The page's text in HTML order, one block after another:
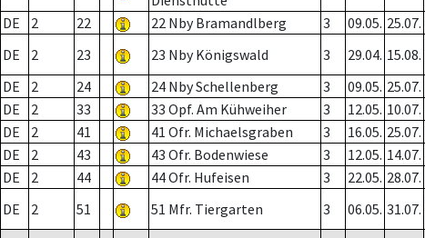
DE
2 22 22 Nby Bramandlberg 3 09.05. 25.07.
DE
2 23 23 Nby Königswald 3 29.04. 15.08.
DE
2 24 24 Nby Schellenberg 3 09.05. 25.07.
DE
2 33 33 Opf. Am Kühweiher 3 12.05. 10.07.
DE
2 41 41 Ofr. Michaelsgraben 3 16.05. 25.07.
DE
2 43 43 Ofr. Bodenwiese 3 12.05. 14.07.
DE
2 44 44 Ofr. Hufeisen 3 22.05. 28.07.
DE
2 51 51 Mfr. Tiergarten 3 06.05. 31.07.